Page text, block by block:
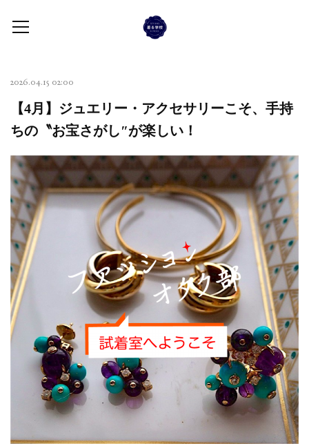
2026.04.15 02:00
【4月】ジュエリー・アクセサリーこそ、手持
ちの〝お宝さがし″が楽しい！